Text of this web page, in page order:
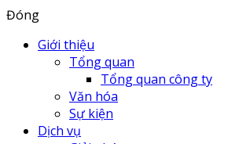
Đóng
Giới thiệu
Tổng quan
Tổng quan công ty
Văn hóa
Sự kiện
Dịch vụ